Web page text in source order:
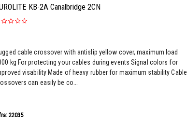
KB-2A Canalbridge 2CN
cable crossover with antislip yellow cover, maximum load
kg For protecting your cables during events Signal colors for
visability Made of heavy rubber for maximum stability Cable
can easily be co...
22035